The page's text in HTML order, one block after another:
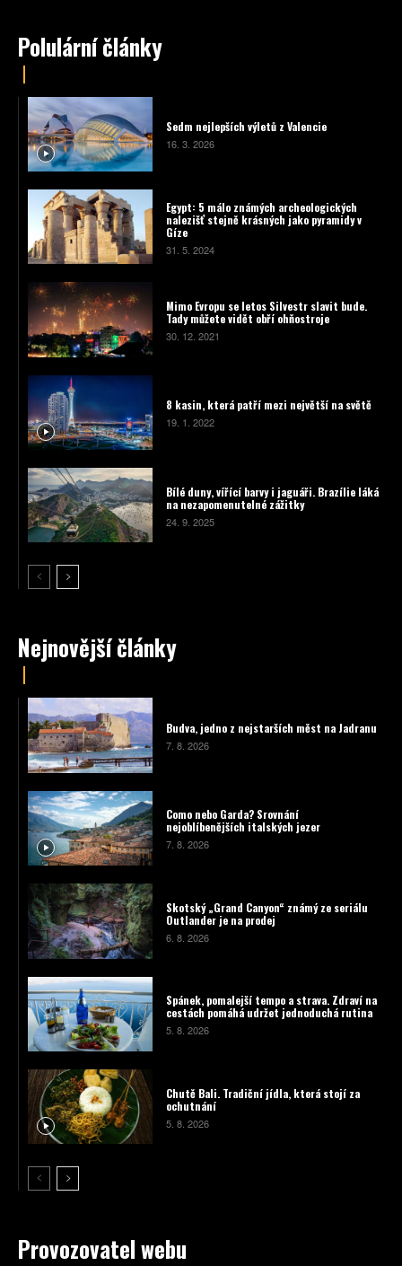
Polulární články
Sedm nejlepších výletů z Valencie
16. 3. 2026
Egypt: 5 málo známých archeologických
nalezišť stejně krásných jako pyramidy v
Gíze
31. 5. 2024
Mimo Evropu se letos Silvestr slavit bude.
Tady můžete vidět obří ohňostroje
30. 12. 2021
8 kasin, která patří mezi největší na světě
19. 1. 2022
Bílé duny, vířící barvy i jaguáři. Brazílie láká
na nezapomenutelné zážitky
24. 9. 2025
Nejnovější články
Budva, jedno z nejstarších měst na Jadranu
7. 8. 2026
Como nebo Garda? Srovnání
nejoblíbenějších italských jezer
7. 8. 2026
Skotský „Grand Canyon“ známý ze seriálu
Outlander je na prodej
6. 8. 2026
Spánek, pomalejší tempo a strava. Zdraví na
cestách pomáhá udržet jednoduchá rutina
5. 8. 2026
Chutě Bali. Tradiční jídla, která stojí za
ochutnání
5. 8. 2026
Provozovatel webu